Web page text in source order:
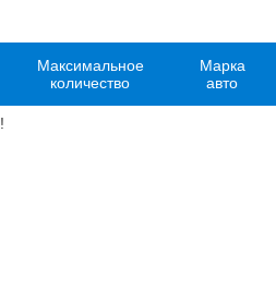
Максимальное
количество
Марка
авто
!